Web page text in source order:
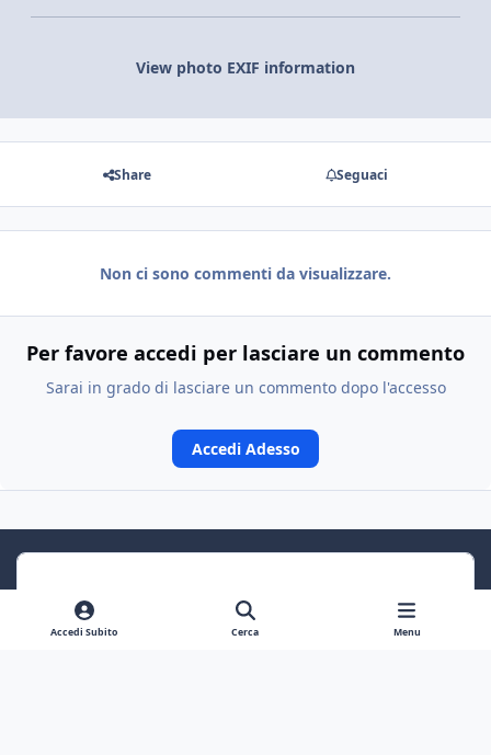
View photo EXIF information
Share Seguaci
Non ci sono commenti da visualizzare.
Per favore accedi per lasciare un commento
Sarai in grado di lasciare un commento dopo l'accesso
Accedi Adesso
Accedi Subito Cerca Menu